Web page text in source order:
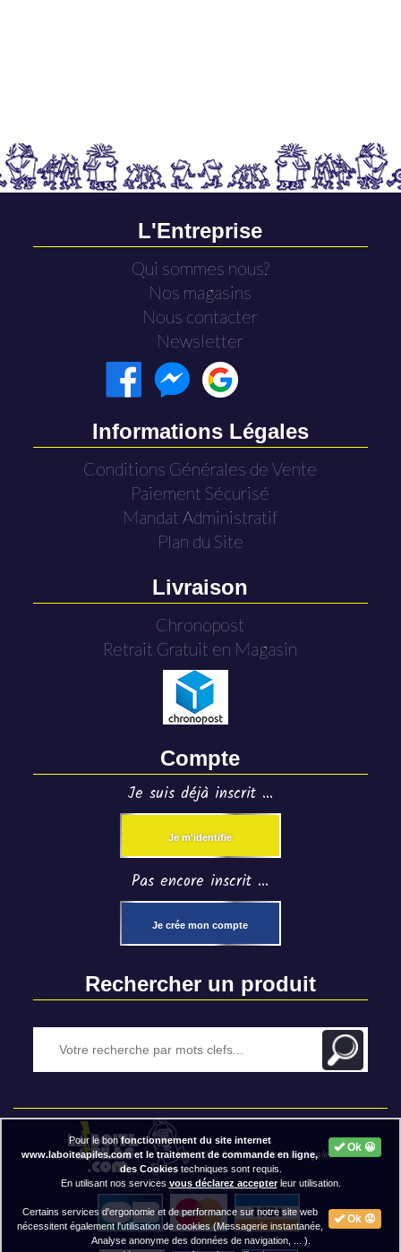
L'Entreprise
Qui sommes nous?
Nos magasins
Nous contacter
Newsletter
Informations Légales
Conditions Générales de Vente
Paiement Sécurisé
Mandat Administratif
Plan du Site
Livraison
Chronopost
Retrait Gratuit en Magasin
Compte
Je suis déjà inscrit ...
Je m'identifie
Pas encore inscrit ...
Je crée mon compte
Rechercher un produit
2020 BAP ⓒ - Mentions légales
Ok 😀
Pour le bonfonctionnement du site internet
www.laboiteapiles.com et le traitement de commande en ligne,
des Cookiestechniques sont requis.
En utilisant nos services vous déclarez accepterleur utilisation.
Ok 😟
Certains services d'ergonomie et de performance sur notre site web
nécessitent également l'utilisation de cookies (Messagerie instantanée,
Analyse anonyme des données de navigation, ... ).